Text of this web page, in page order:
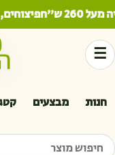
ש"ח פיצוחים,
☰
חנות מבצעים
חיפוש מוצר